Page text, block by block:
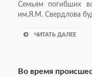
Семьям погибших
им.Я.М. Свердлова
ЧИТАТЬ ДАЛЕЕ
Во время